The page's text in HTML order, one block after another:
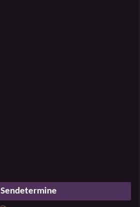
Sendetermine